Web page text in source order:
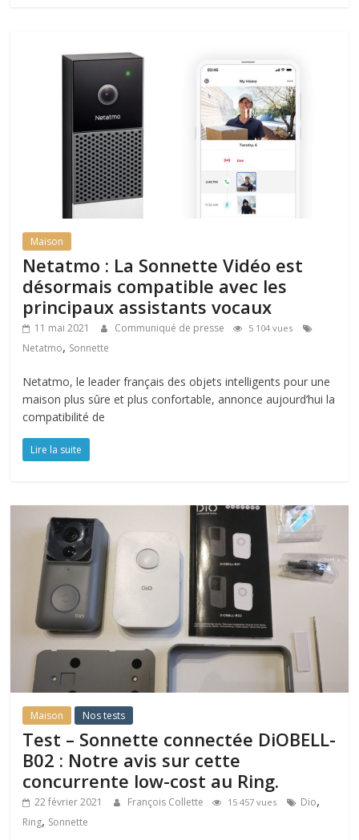
Maison
Netatmo : La Sonnette Vidéo est
désormais compatible avec les
principaux assistants vocaux
11 mai 2021 Communiqué de presse 5 104 vues
Netatmo, Sonnette
Netatmo, le leader français des objets intelligents pour une
maison plus sûre et plus confortable, annonce aujourd’hui la
compatibilité de
Lire la suite
Maison Nos tests
Test – Sonnette connectée DiOBELL-
B02 : Notre avis sur cette
concurrente low-cost au Ring.
22 février 2021 François Collette 15 457 vues Dio,
Ring, Sonnette